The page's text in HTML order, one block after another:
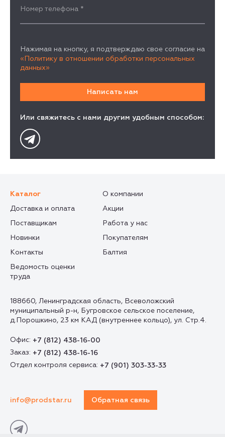
Номер телефона *
Нажимая на кнопку, я подтверждаю свое согласие на
«Политику в отношении обработки персональных
данных»
Или свяжитесь с нами другим удобным способом:
188660, Ленинградская область, Всеволожский
муниципальный р-н, Бугровское сельское поселение,
д.Порошкино, 23 км КАД (внутреннее кольцо), ул. Стр.4.
Офис: +7 (812) 438-16-00
Заказ: +7 (812) 438-16-16
Отдел контроля сервиса: +7 (901) 303-33-33
info@prodstar.ru Обратная связь
Каталог
О компании
Доставка и оплата
Акции
Поставщикам
Работа у нас
Новинки
Покупателям
Контакты
Балтия
Ведомость оценки
труда